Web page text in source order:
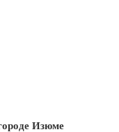
Изюме